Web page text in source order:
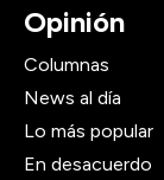
Opinión
Columnas
News al día
Lo más popular
En desacuerdo